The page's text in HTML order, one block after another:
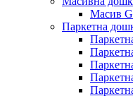
Масив
Паркетна